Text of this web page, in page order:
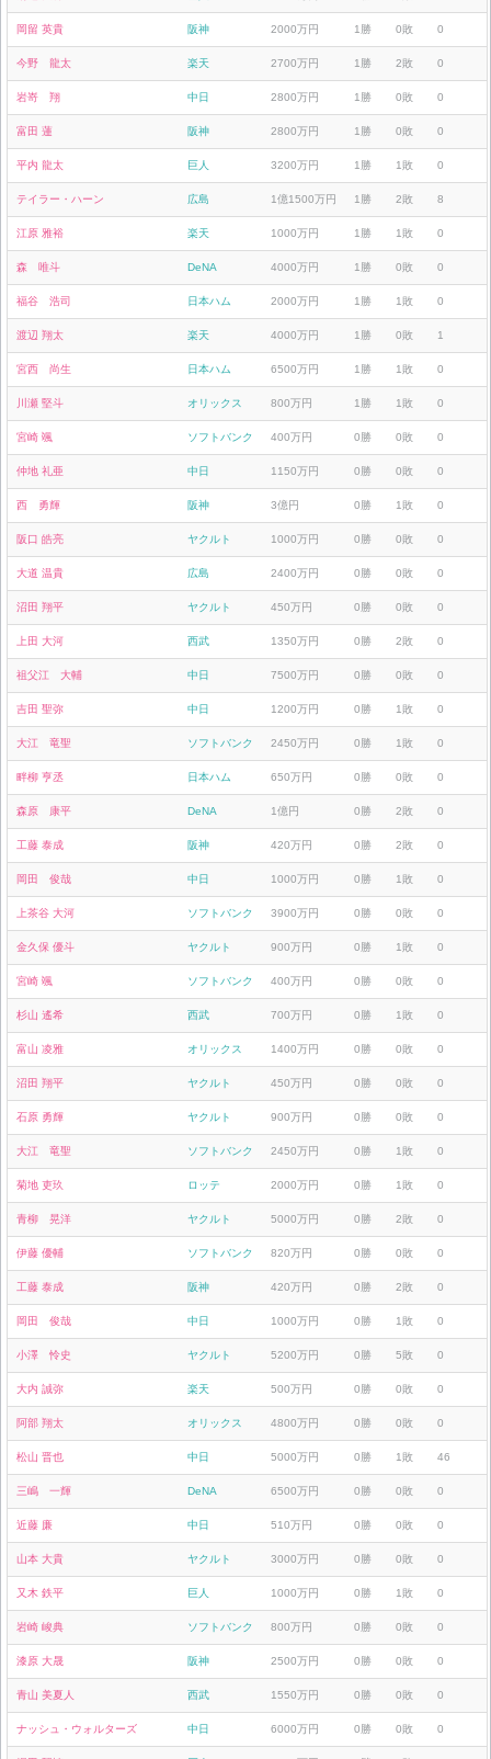
岡留 英貴 阪神 2000万円 1勝 0敗 0
今野 龍太 楽天 2700万円 1勝 2敗 0
岩嵜 翔 中日 2800万円 1勝 0敗 0
富田 蓮 阪神 2800万円 1勝 0敗 0
平内 龍太 巨人 3200万円 1勝 1敗 0
テイラー・ハーン 広島 1億1500万円 1勝 2敗 8
江原 雅裕 楽天 1000万円 1勝 1敗 0
森 唯斗 DeNA 4000万円 1勝 0敗 0
福谷 浩司 日本ハム 2000万円 1勝 1敗 0
渡辺 翔太 楽天 4000万円 1勝 0敗 1
宮西 尚生 日本ハム 6500万円 1勝 1敗 0
川瀬 堅斗 オリックス 800万円 1勝 1敗 0
宮崎 颯 ソフトバンク 400万円 0勝 0敗 0
仲地 礼亜 中日 1150万円 0勝 0敗 0
西 勇輝 阪神 3億円 0勝 1敗 0
阪口 皓亮 ヤクルト 1000万円 0勝 0敗 0
大道 温貴 広島 2400万円 0勝 0敗 0
沼田 翔平 ヤクルト 450万円 0勝 0敗 0
上田 大河 西武 1350万円 0勝 2敗 0
祖父江 大輔 中日 7500万円 0勝 0敗 0
吉田 聖弥 中日 1200万円 0勝 1敗 0
大江 竜聖 ソフトバンク 2450万円 0勝 1敗 0
畔柳 亨丞 日本ハム 650万円 0勝 0敗 0
森原 康平 DeNA 1億円 0勝 2敗 0
工藤 泰成 阪神 420万円 0勝 2敗 0
岡田 俊哉 中日 1000万円 0勝 1敗 0
上茶谷 大河 ソフトバンク 3900万円 0勝 0敗 0
金久保 優斗 ヤクルト 900万円 0勝 1敗 0
宮崎 颯 ソフトバンク 400万円 0勝 0敗 0
杉山 遙希 西武 700万円 0勝 1敗 0
富山 凌雅 オリックス 1400万円 0勝 0敗 0
沼田 翔平 ヤクルト 450万円 0勝 0敗 0
石原 勇輝 ヤクルト 900万円 0勝 0敗 0
大江 竜聖 ソフトバンク 2450万円 0勝 1敗 0
菊地 吏玖 ロッテ 2000万円 0勝 1敗 0
青柳 晃洋 ヤクルト 5000万円 0勝 2敗 0
伊藤 優輔 ソフトバンク 820万円 0勝 0敗 0
工藤 泰成 阪神 420万円 0勝 2敗 0
岡田 俊哉 中日 1000万円 0勝 1敗 0
小澤 怜史 ヤクルト 5200万円 0勝 5敗 0
大内 誠弥 楽天 500万円 0勝 0敗 0
阿部 翔太 オリックス 4800万円 0勝 0敗 0
松山 晋也 中日 5000万円 0勝 1敗 46
三嶋 一輝 DeNA 6500万円 0勝 0敗 0
近藤 廉 中日 510万円 0勝 0敗 0
山本 大貴 ヤクルト 3000万円 0勝 0敗 0
又木 鉄平 巨人 1000万円 0勝 1敗 0
岩崎 峻典 ソフトバンク 800万円 0勝 0敗 0
漆原 大晟 阪神 2500万円 0勝 0敗 0
青山 美夏人 西武 1550万円 0勝 0敗 0
ナッシュ・ウォルターズ 中日 6000万円 0勝 0敗 0